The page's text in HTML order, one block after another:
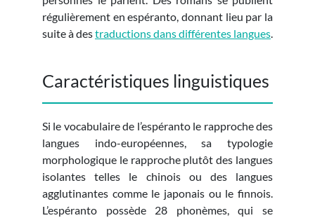
régulièrement en espéranto, donnant lieu par la
suite à destraductions dans différentes langues.
Caractéristiques linguistiques
Si le vocabulaire de l’espéranto le rapproche des
langues indo-européennes, sa typologie
morphologique le rapproche plutôt des langues
isolantes telles le chinois ou des langues
agglutinantes comme le japonais ou le finnois.
L’espéranto possède 28 phonèmes, qui se